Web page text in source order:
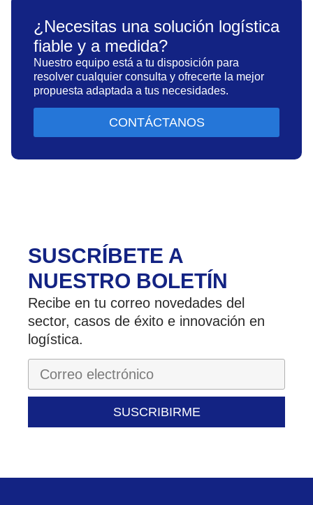
¿Necesitas una solución logística
fiable y a medida?
Nuestro equipo está a tu disposición para
resolver cualquier consulta y ofrecerte la mejor
propuesta adaptada a tus necesidades.
CONTÁCTANOS
SUSCRÍBETE A
NUESTRO BOLETÍN
Recibe en tu correo novedades del
sector, casos de éxito e innovación en
logística.
SUSCRIBIRME